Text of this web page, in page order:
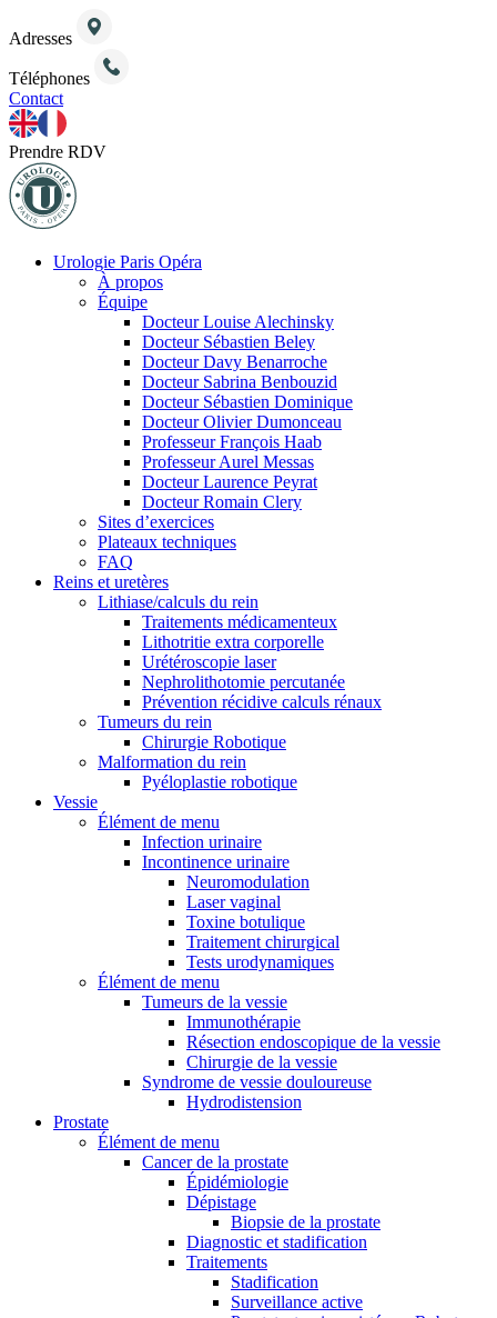
Adresses
Téléphones
Contact
Prendre RDV
Urologie Paris Opéra
À propos
Équipe
Docteur Louise Alechinsky
Docteur Sébastien Beley
Docteur Davy Benarroche
Docteur Sabrina Benbouzid
Docteur Sébastien Dominique
Docteur Olivier Dumonceau
Professeur François Haab
Professeur Aurel Messas
Docteur Laurence Peyrat
Docteur Romain Clery
Sites d’exercices
Plateaux techniques
FAQ
Reins et uretères
Lithiase/calculs du rein
Traitements médicamenteux
Lithotritie extra corporelle
Urétéroscopie laser
Nephrolithotomie percutanée
Prévention récidive calculs rénaux
Tumeurs du rein
Chirurgie Robotique
Malformation du rein
Pyéloplastie robotique
Vessie
Élément de menu
Infection urinaire
Incontinence urinaire
Neuromodulation
Laser vaginal
Toxine botulique
Traitement chirurgical
Tests urodynamiques
Élément de menu
Tumeurs de la vessie
Immunothérapie
Résection endoscopique de la vessie
Chirurgie de la vessie
Syndrome de vessie douloureuse
Hydrodistension
Prostate
Élément de menu
Cancer de la prostate
Épidémiologie
Dépistage
Biopsie de la prostate
Diagnostic et stadification
Traitements
Stadification
Surveillance active